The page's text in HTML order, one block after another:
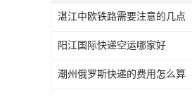
湛江中欧铁路需要注意的几点
阳江国际快递空运哪家好
潮州俄罗斯快递的费用怎么算